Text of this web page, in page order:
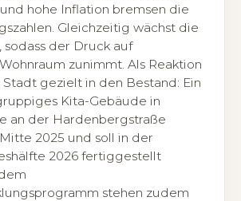
hohe Inflation bremsen die
Gleichzeitig wächst die
sodass der Druck auf
zunimmt. Als Reaktion
gezielt in den Bestand: Ein
Kita-Gebäude in
an der Hardenbergstraße
2025 und soll in der
2026 fertiggestellt
stehen zudem